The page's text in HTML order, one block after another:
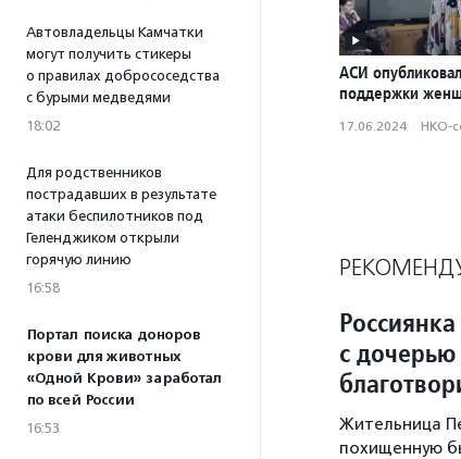
Автовладельцы Камчатки
могут получить стикеры
о правилах добрососедства
с бурыми медведями
18:02
Для родственников
пострадавших в результате
атаки беспилотников под
Геленджиком открыли
горячую линию
16:58
Портал поиска доноров
крови для животных
«Одной Крови» заработал
по всей России
16:53
АСИ
поддержки
17.06.2024 · НКО-
с
Жительница
похищенную